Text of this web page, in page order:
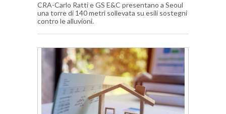
CRA-Carlo Ratti e GS E&C presentano a Seoul
una torre di 140 metri sollevata su esili sostegni
contro le alluvioni.